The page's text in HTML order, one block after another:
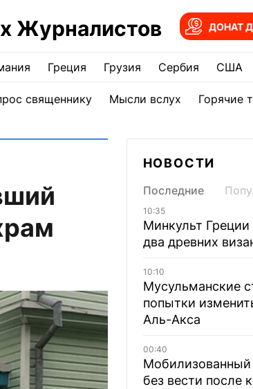
Журналистов ДОНАТ
Греция Грузия Сербия США
священнику Мысли вслух Горячие
НОВОСТИ
Последние
10:35
Минкульт
два древних
10:10
Мусульманские
попытки
Аль-Акса
00:40
без вести после